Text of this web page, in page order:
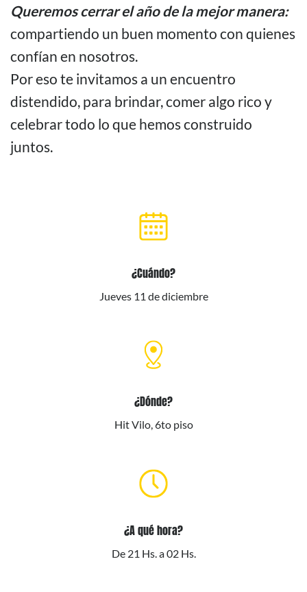
Queremos cerrar el año de la mejor manera:
compartiendo un buen momento con quienes
confían en nosotros.
Por eso te invitamos a un encuentro
distendido, para brindar, comer algo rico y
celebrar todo lo que hemos construido
juntos.
¿Cuándo?
Jueves 11 de diciembre
¿Dónde?
Hit Vilo, 6to piso
¿A qué hora?
De 21 Hs. a 02 Hs.